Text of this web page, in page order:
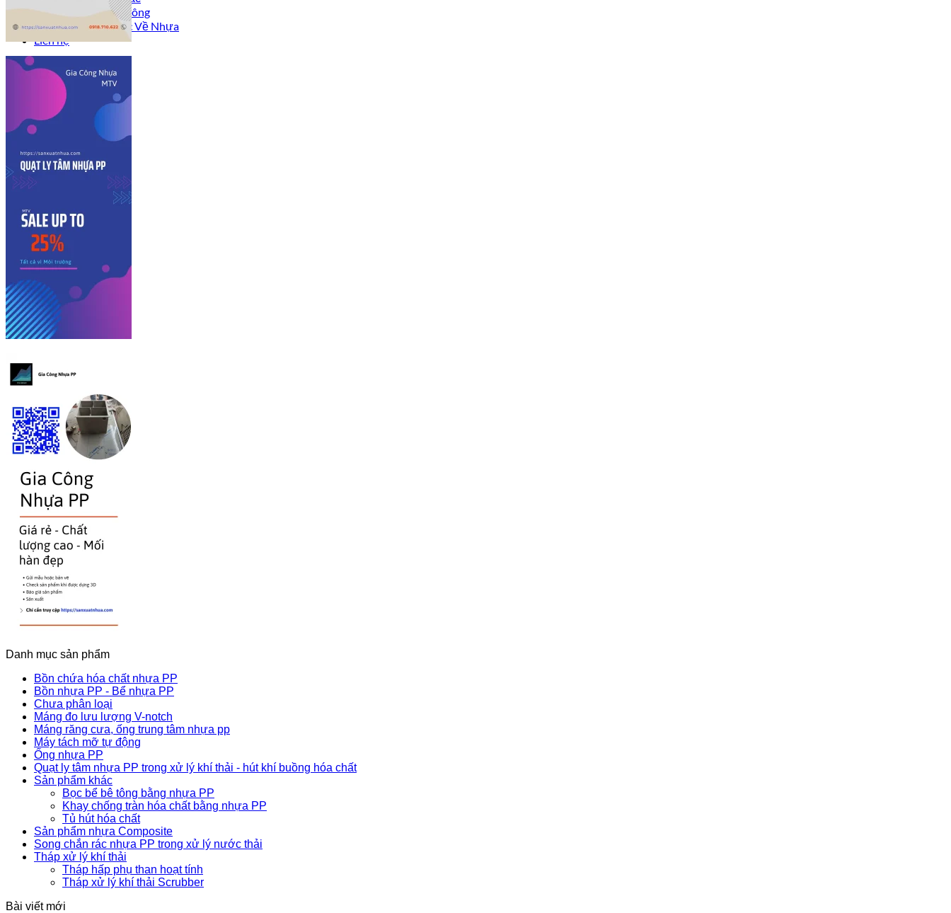
Công Trình Đã Thi Công
Tư Vấn – Kiến Thức Về Nhựa
Liên hệ
Sign Up
Join
Danh mục sản phẩm
Bồn chứa hóa chất nhựa PP
Bồn nhựa PP - Bể nhựa PP
Chưa phân loại
Máng đo lưu lượng V-notch
Máng răng cưa, ống trung tâm nhựa pp
Máy tách mỡ tự động
Ống nhựa PP
Quạt ly tâm nhựa PP trong xử lý khí thải - hút khí buồng hóa chất
Sản phẩm khác
Bọc bể bê tông bằng nhựa PP
Khay chống tràn hóa chất bằng nhựa PP
Tủ hút hóa chất
Sản phẩm nhựa Composite
Song chắn rác nhựa PP trong xử lý nước thải
Tháp xử lý khí thải
Tháp hấp phụ than hoạt tính
Tháp xử lý khí thải Scrubber
Bài viết mới